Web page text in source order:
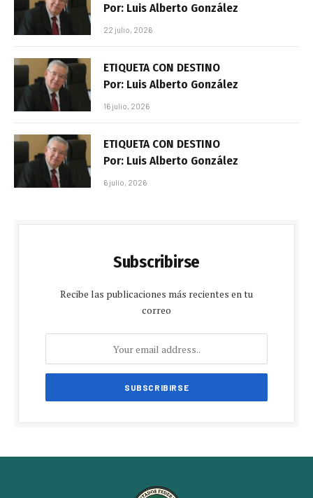
Por: Luis Alberto González
22 julio, 2026
ETIQUETA CON DESTINO
Por: Luis Alberto González
16 julio, 2026
ETIQUETA CON DESTINO
Por: Luis Alberto González
6 julio, 2026
Subscribirse
Recibe las publicaciones más recientes en tu
correo